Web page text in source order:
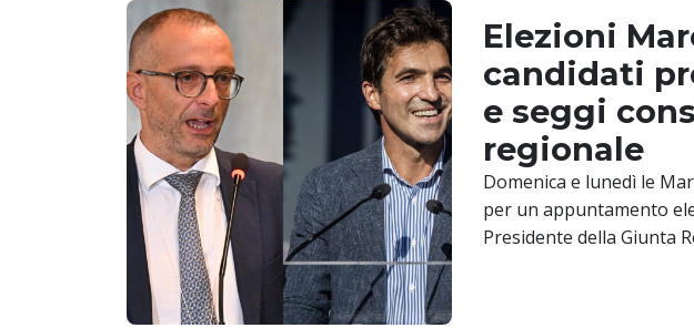
Elezioni
candidati
e seggi
regionale
Domenica e lunedì le
per un appuntamento
Presidente della Giunta